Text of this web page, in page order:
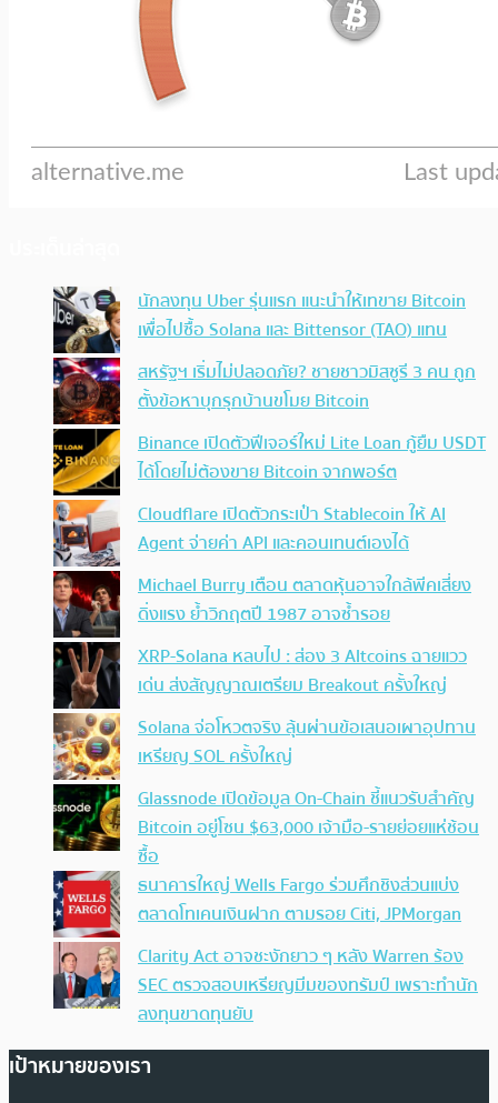
นักลงทุน Uber รุ่นแรก แนะนำให้เทขาย Bitcoin
เพื่อไปซื้อ Solana และ Bittensor (TAO) แทน
สหรัฐฯ เริ่มไม่ปลอดภัย? ชายชาวมิสซูรี 3 คน ถูก
ตั้งข้อหาบุกรุกบ้านขโมย Bitcoin
Binance เปิดตัวฟีเจอร์ใหม่ Lite Loan กู้ยืม USDT
ได้โดยไม่ต้องขาย Bitcoin จากพอร์ต
Cloudflare เปิดตัวกระเป๋า Stablecoin ให้ AI
Agent จ่ายค่า API และคอนเทนต์เองได้
Michael Burry เตือน ตลาดหุ้นอาจใกล้พีคเสี่ยง
ดิ่งแรง ย้ำวิกฤตปี 1987 อาจซ้ำรอย
XRP-Solana หลบไป : ส่อง 3 Altcoins ฉายแวว
เด่น ส่งสัญญาณเตรียม Breakout ครั้งใหญ่
Solana จ่อโหวตจริง ลุ้นผ่านข้อเสนอเผาอุปทาน
เหรียญ SOL ครั้งใหญ่
Glassnode เปิดข้อมูล On-Chain ชี้แนวรับสำคัญ
Bitcoin อยู่โซน $63,000 เจ้ามือ-รายย่อยแห่ช้อน
ซื้อ
ธนาคารใหญ่ Wells Fargo ร่วมศึกชิงส่วนแบ่ง
ตลาดโทเคนเงินฝาก ตามรอย Citi, JPMorgan
Clarity Act อาจชะงักยาว ๆ หลัง Warren ร้อง
SEC ตรวจสอบเหรียญมีมของทรัมป์ เพราะทำนัก
ลงทุนขาดทุนยับ
เป้าหมายของเรา